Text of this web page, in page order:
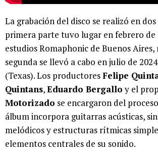
La grabación del disco se realizó en
primera parte tuvo lugar en febrero de
estudios Romaphonic de Buenos
segunda se llevó a cabo en julio de
(Texas). Los productoresFelipe
Quintans,Eduardo Bergalloy el
Motorizado se encargaron del
álbum incorpora guitarras acústicas,
melódicos y estructuras rítmicas
elementos centrales de su sonido.